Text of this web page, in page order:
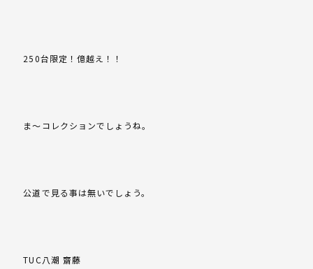
250台限定！億越え！！
ま～コレクションでしょうね。
公道で見る事は無いでしょう。
TUC八潮 齋藤